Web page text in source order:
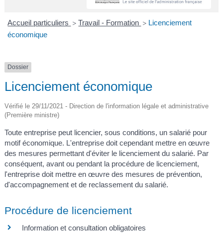
E
Accueil particuliers > Travail - Formation > Licenciement
économique
Dossier
Licenciement économique
Vérifié le 29/11/2021 - Direction de l'information légale et administrative
(Première ministre)
Toute entreprise peut licencier, sous conditions, un salarié pour
motif économique. L'entreprise doit cependant mettre en œuvre
des mesures permettant d'éviter le licenciement du salarié. Par
conséquent, avant ou pendant la procédure de licenciement,
l'entreprise doit mettre en œuvre des mesures de prévention,
d'accompagnement et de reclassement du salarié.
Procédure de licenciement
Information et consultation obligatoires